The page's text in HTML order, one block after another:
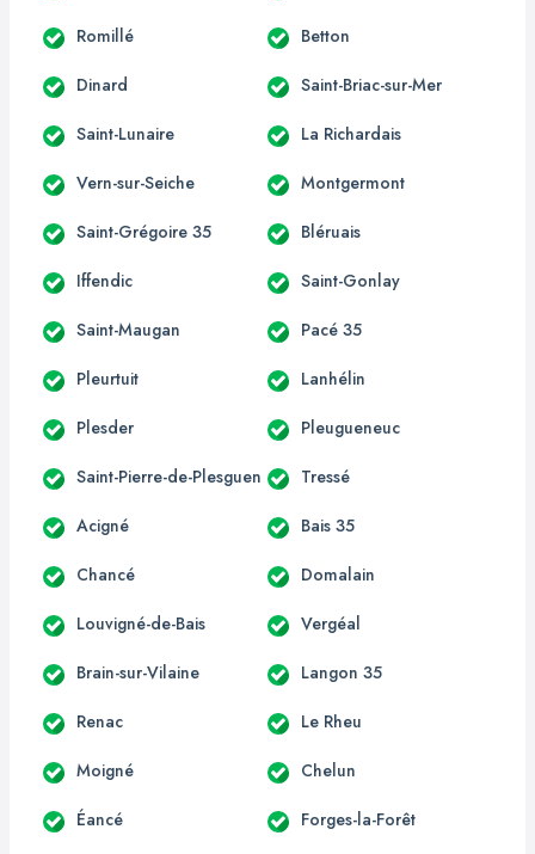
Romillé Betton
Dinard Saint-Briac-sur-Mer
Saint-Lunaire La Richardais
Vern-sur-Seiche Montgermont
Saint-Grégoire 35 Bléruais
Iffendic Saint-Gonlay
Saint-Maugan Pacé 35
Pleurtuit Lanhélin
Plesder Pleugueneuc
Saint-Pierre-de-Plesguen Tressé
Acigné Bais 35
Chancé Domalain
Louvigné-de-Bais Vergéal
Brain-sur-Vilaine Langon 35
Renac Le Rheu
Moigné Chelun
Éancé Forges-la-Forêt